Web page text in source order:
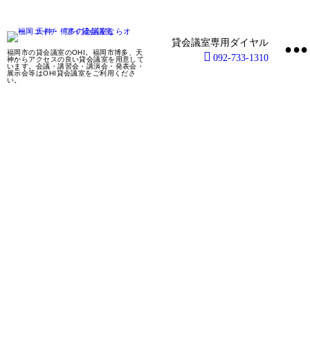
福岡市の貸会議室のOHI。福岡市博多、天
神からアクセスの良い貸会議室を用意して
います。会議・講習会・講演会・発表会・
展示会等はOHI貸会議室をご利用くださ
い。
092-733-1310 •